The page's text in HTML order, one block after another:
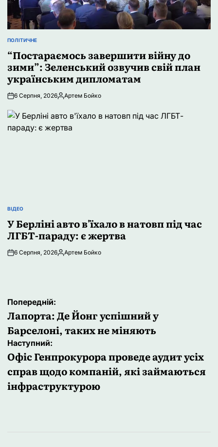
ОПУБЛІКУВАТИ
У
ПОЛІТИЧНЕ
“Постараємось завершити війну до
зими”: Зеленський озвучив свій план
українським дипломатам
6 Серпня, 2026Опубліковано
Артем Бойко
ОПУБЛІКУВАТИ
ВІДЕО
У Берліні авто в'їхало в натовп під час
ЛГБТ-параду: є жертва
6 Серпня, 2026Опубліковано
Артем Бойко
Навігація
записів
Попередній:
Лапорта: Де Йонг успішний у
Барселоні, таких не міняють
Наступний:
Офіс Генпрокурора проведе аудит усіх
справ щодо компаній, які займаються
інфраструктурою